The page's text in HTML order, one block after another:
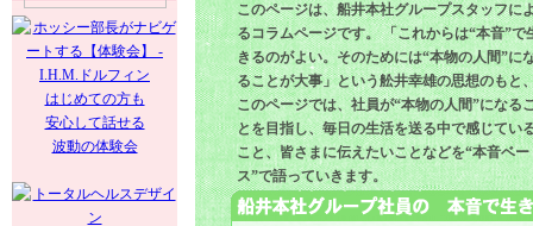
はじめての方も
安心して話せる
波動の体験会
このページは、船井本社グループスタッフに
るコラムページです。 「これからは“本音”で
きるのがよい。そのためには“本物の人間”に
ることが大事」という舩井幸雄の思想のもと
このページでは、社員が“本物の人間”になる
とを目指し、毎日の生活を送る中で感じてい
こと、皆さまに伝えたいことなどを“本音ベー
ス”で語っていきます。